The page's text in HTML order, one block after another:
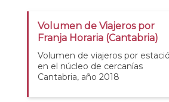
Volumen de Viajeros por
Franja Horaria (Cantabria)
Volumen de viajeros por
en el núcleo de cercanías
Cantabria, año 2018